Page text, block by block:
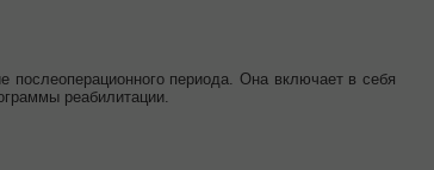
послеоперационного периода. Она включает в себя
реабилитации.